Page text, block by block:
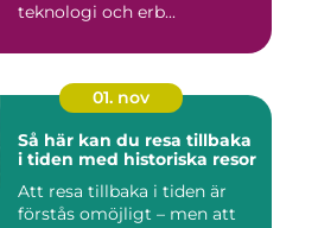
teknologi och erb...
01. nov
Så här kan du resa tillbaka
i tiden med historiska resor
Att resa tillbaka i tiden är
förstås omöjligt – men att